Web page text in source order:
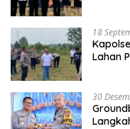
18
Lahan
30